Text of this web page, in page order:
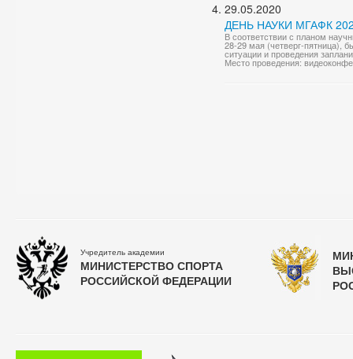
29.05.2020
ДЕНЬ НАУКИ МГАФК
В соответствии с планом
28-29 мая (четверг-пятница),
ситуации и проведения
Место проведения:
Учредитель академии
МИНИСТЕРСТВО СПОРТА
РОССИЙСКОЙ ФЕДЕРАЦИИ